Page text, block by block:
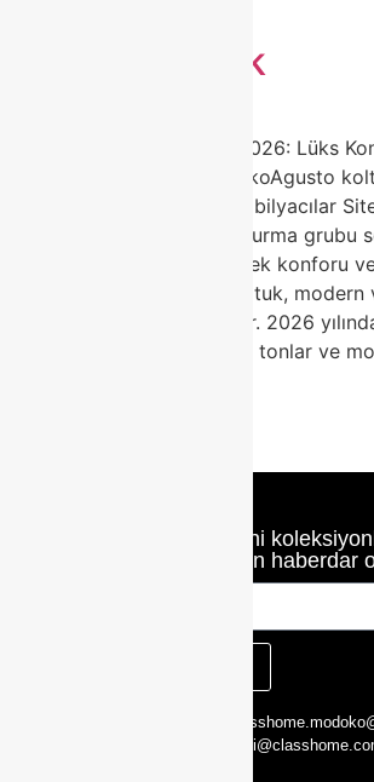
Agusto koltuk
Agusto Koltuk Modelleri 2026: Lüks
Adresi | Classhome ModokoAgusto
Classhome’un Modoko Mobilyacılar
olarak ürettiği premium oturma grubu
biridir. Zarif tasarımı, yüksek konforu
malzemeleriyle Agusto koltuk, modern
favori tercihi haline geliyor. 2026
dokulu kumaşlar, yumuşak tonlar ve
Class Home’un en yeni
haberlerinden haberdar